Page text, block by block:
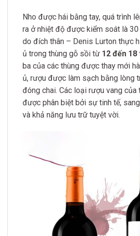
Nho được hái bằng tay, quá trình
ra ở nhiệt độ được kiểm soát là 30
do đích thân – Denis Lurton thực
ủ trong thùng gỗ sồi từ 12 đến 18
ba của các thùng được thay mới
ủ, rượu được làm sạch bằng lòng
đóng chai. Các loại rượu vang của
được phân biệt bởi sự tinh tế,
và khả năng lưu trữ tuyệt vời.